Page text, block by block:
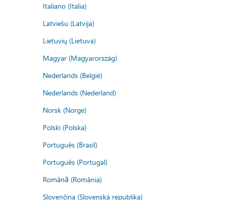
Italiano (Italia)
Latviešu (Latvija)
Lietuvių (Lietuva)
Magyar (Magyarország)
Nederlands (België)
Nederlands (Nederland)
Norsk (Norge)
Polski (Polska)
Português (Brasil)
Português (Portugal)
Română (România)
Slovenčina (Slovenská republika)